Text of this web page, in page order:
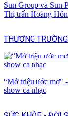
Sun Group và Sun
Thị trấn Hoàng Hôn
THƯƠNG TRƯỜNG
“Mở triệu ước mơ"
show ca nhạc